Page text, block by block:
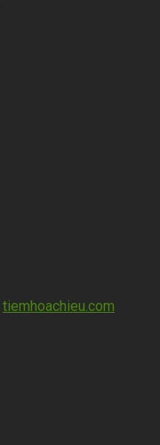
tiemhoachieu.com